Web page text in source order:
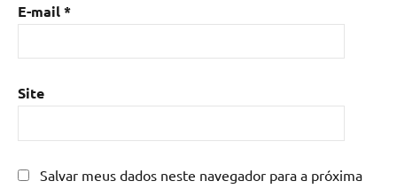
E-mail*
Site
Salvar meus dados neste navegador para a próxima